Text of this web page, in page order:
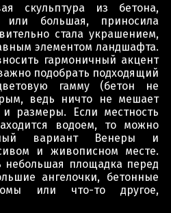
скульптура из бетона,
или большая, приносила
стала украшением,
элементом ландшафта.
гармоничный акцент
подобрать подходящий
гамму (бетон не
ведь ничто не мешает
и размеры. Если местность
водоем, то можно
вариант Венеры и
и живописном месте.
площадка перед
ангелочки, бетонные
или что-то другое,